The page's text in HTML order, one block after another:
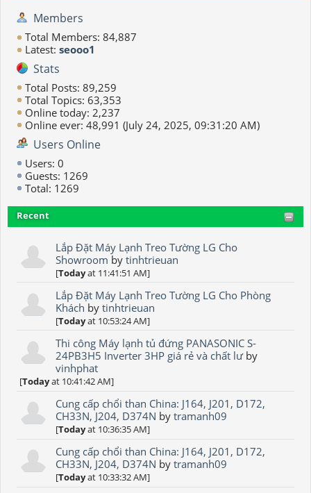
Members
Total Members: 84,887
Latest: seooo1
Stats
Total Posts: 89,259
Total Topics: 63,353
Online today: 2,237
Online ever: 48,991 (July 24, 2025, 09:31:20 AM)
Users Online
Users: 0
Guests: 1269
Total: 1269
Recent
Lắp Đặt Máy Lạnh Treo Tường LG Cho
Showroom bytinhtrieuan
[Todayat 11:41:51 AM]
Lắp Đặt Máy Lạnh Treo Tường LG Cho Phòng
Khách bytinhtrieuan
[Todayat 10:53:24 AM]
Thi công Máy lạnh tủ đứng PANASONIC S-
24PB3H5 Inverter 3HP giá rẻ và chất lưby
vinhphat
[Todayat 10:41:42 AM]
Cung cấp chổi than China: J164, J201, D172,
CH33N, J204, D374N bytramanh09
[Todayat 10:36:35 AM]
Cung cấp chổi than China: J164, J201, D172,
CH33N, J204, D374N bytramanh09
[Todayat 10:33:32 AM]